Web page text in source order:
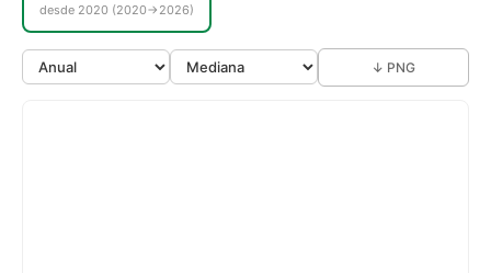
desde 2020 (2020→2026)
↓ PNG